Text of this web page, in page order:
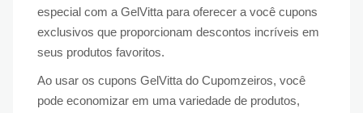
especial com a GelVitta para oferecer a você cupons
exclusivos que proporcionam descontos incríveis em
seus produtos favoritos.
Ao usar os cupons GelVitta do Cupomzeiros, você
pode economizar em uma variedade de produtos,